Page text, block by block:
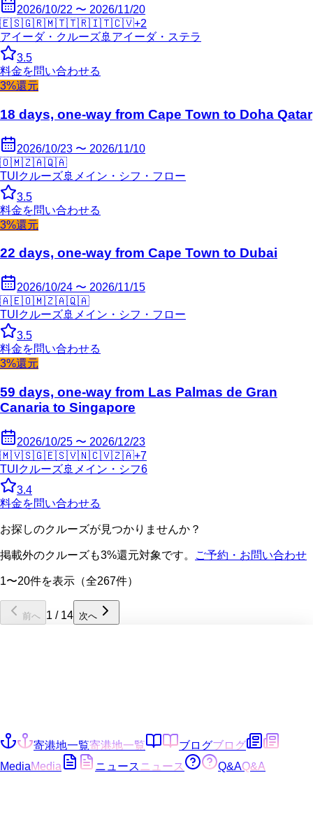
2026/10/22 〜 2026/11/20
🇪🇸🇬🇷🇲🇹🇹🇷🇮🇹🇨🇻+2
アイーダ・クルーズ🚢 アイーダ・ステラ
3.5
料金を問い合わせる
3%還元
18 days, one-way from Cape Town to Doha Qatar
2026/10/23 〜 2026/11/10
🇴🇲🇿🇦🇶🇦
TUIクルーズ🚢 メイン・シフ・フロー
3.5
料金を問い合わせる
3%還元
22 days, one-way from Cape Town to Dubai
2026/10/24 〜 2026/11/15
🇦🇪🇴🇲🇿🇦🇶🇦
TUIクルーズ🚢 メイン・シフ・フロー
3.5
料金を問い合わせる
3%還元
59 days, one-way from Las Palmas de Gran
Canaria to Singapore
2026/10/25 〜 2026/12/23
🇲🇻🇸🇬🇪🇸🇻🇳🇨🇻🇿🇦+7
TUIクルーズ🚢 メイン・シフ6
3.4
料金を問い合わせる
お探しのクルーズが見つかりませんか？
掲載外のクルーズも3%還元対象です。 ご予約・お問い合わせ
1〜20件を表示（全267件）
前へ 1 / 14 次へ
寄港地一覧寄港地一覧 ブログブログ
MediaMedia ニュース ニュース Q&AQ&A